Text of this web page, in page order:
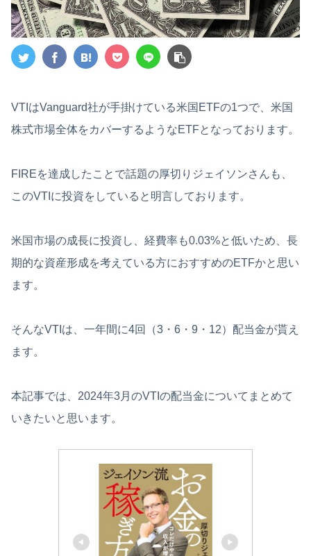
VTIはVanguard社が手掛けている米国ETFの1つで、米国
株式市場全体をカバーするようなETFとなっております。
FIREを達成したことで話題の厚切りジェイソンさんも、
このVTIに投資をしていると明言しております。
米国市場の成長に投資し、経費率も0.03%と低いため、長
期的な資産形成を考えている方におすすめのETFかと思い
ます。
そんなVTIは、一年間に4回（3・6・9・12）配当金が貰え
ます。
本記事では、2024年3月のVTIの配当金についてまとめて
いきたいと思います。